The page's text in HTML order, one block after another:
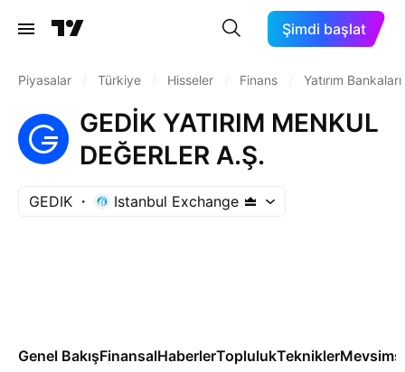
Şimdi başlat
Piyasalar Türkiye Hisseler Finans Yatırım
GEDİK YATIRIM MENKUL
DEĞERLER A.Ş.
GEDIK Istanbul Exchange
Genel BakışFinansalHaberlerToplulukTeknikler